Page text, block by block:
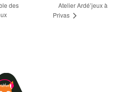
des
Atelier Ardé’jeux à
Privas